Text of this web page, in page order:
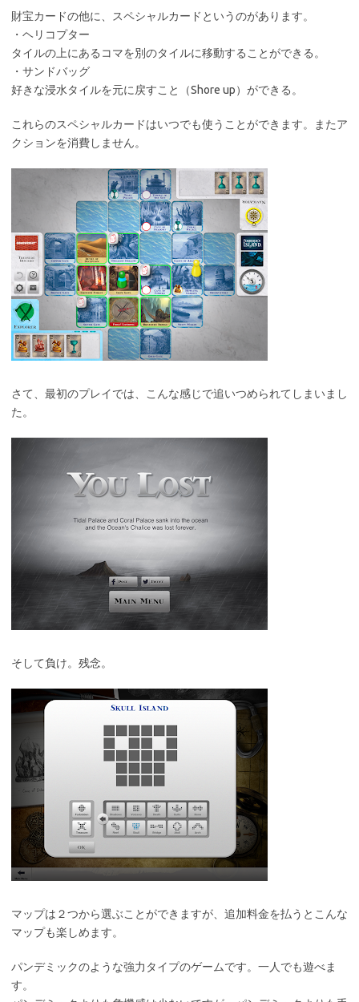
財宝カードの他に、スペシャルカードというのがあります。
・ヘリコプター
タイルの上にあるコマを別のタイルに移動することができる。
・サンドバッグ
好きな浸水タイルを元に戻すこと（Shore up）ができる。
これらのスペシャルカードはいつでも使うことができます。またア
クションを消費しません。
さて、最初のプレイでは、こんな感じで追いつめられてしまいまし
た。
そして負け。残念。
マップは２つから選ぶことができますが、追加料金を払うとこんな
マップも楽しめます。
パンデミックのような強力タイプのゲームです。一人でも遊べま
す。